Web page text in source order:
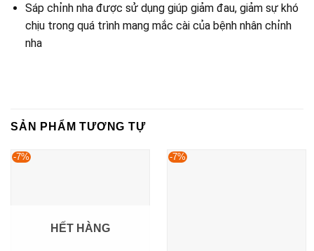
Sáp chỉnh nha được sử dụng giúp giảm đau, giảm sự khó
chịu trong quá trình mang mắc cài của bệnh nhân chỉnh
nha
SẢN PHẨM TƯƠNG TỰ
-7%
HẾT HÀNG
-7%